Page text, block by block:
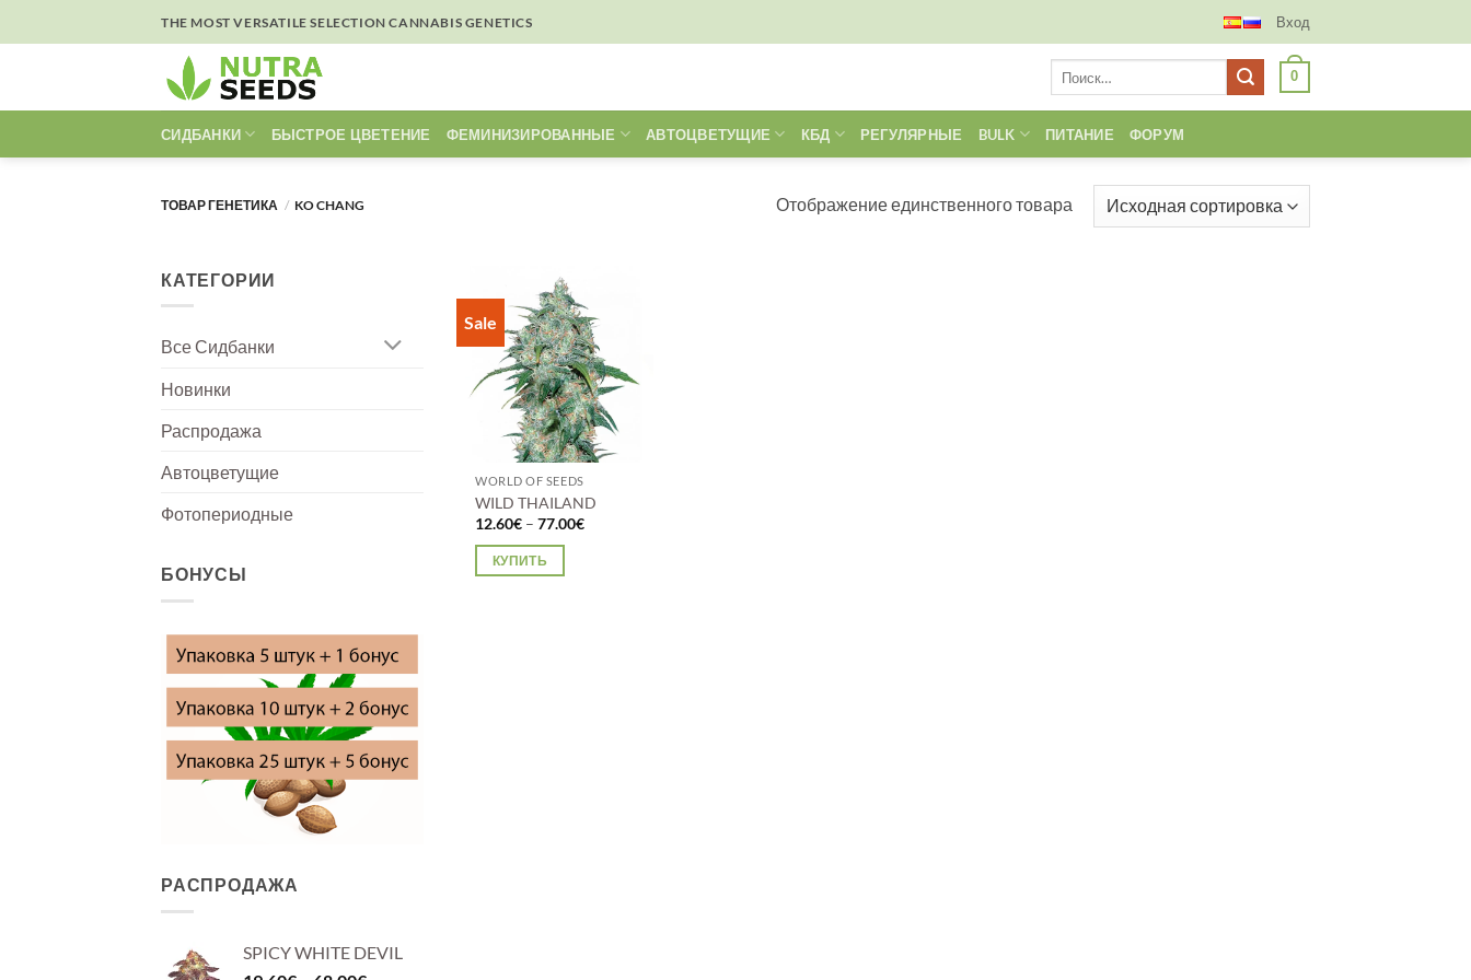
to
THE MOST VERSATILE SELECTION CANNABIS GENETICS Вход
0
СИДБАНКИ БЫСТРОЕ ЦВЕТЕНИЕ ФЕМИНИЗИРОВАННЫЕ АВТОЦВЕТУЩИЕ КБД РЕГУЛЯРНЫЕ BULK ПИТАНИЕ ФОРУМ
ТОВАР ГЕНЕТИКА / KO CHANG Отображение единственного товара
КАТЕГОРИИ
Все Сидбанки
Новинки
Распродажа
Автоцветущие
Фотопериодные
БОНУСЫ
РАСПРОДАЖА
SPICY WHITE DEVIL
Sale
WORLD OF SEEDS
WILD THAILAND
12.60€ – 77.00€Диапазон
КУПИТЬ